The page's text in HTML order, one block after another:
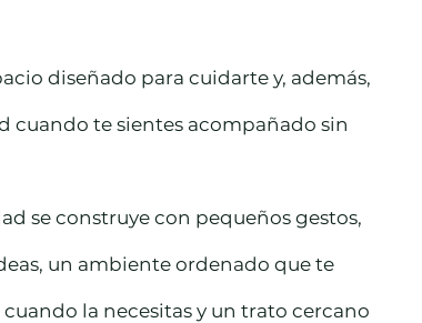
diseñado para cuidarte y, además,
cuando te sientes acompañado sin
se construye con pequeños gestos,
un ambiente ordenado que te
la necesitas y un trato cercano